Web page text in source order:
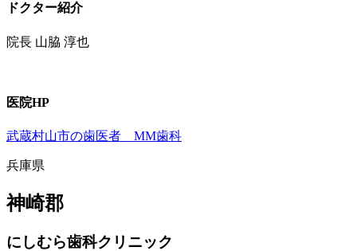
ドクター紹介
院長 山脇 淳也
医院HP
武蔵村山市の歯医者 MM歯科
兵庫県
神崎郡
にしむら歯科クリニック